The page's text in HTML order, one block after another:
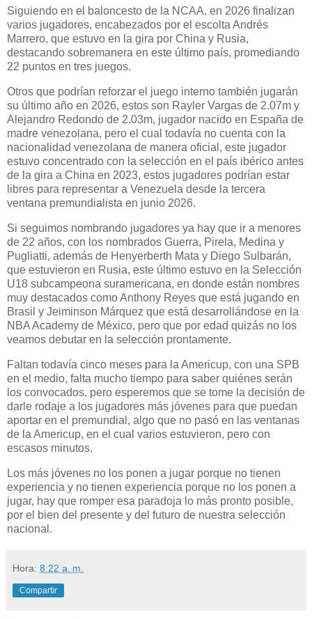
Siguiendo en el baloncesto de la NCAA, en 2026 finalizan
varios jugadores, encabezados por el escolta Andrés
Marrero, que estuvo en la gira por China y Rusia,
destacando sobremanera en este último país, promediando
22 puntos en tres juegos.
Otros que podrían reforzar el juego interno también jugarán
su último año en 2026, estos son Rayler Vargas de 2.07m y
Alejandro Redondo de 2.03m, jugador nacido en España de
madre venezolana, pero el cual todavía no cuenta con la
nacionalidad venezolana de manera oficial, este jugador
estuvo concentrado con la selección en el país ibérico antes
de la gira a China en 2023, estos jugadores podrían estar
libres para representar a Venezuela desde la tercera
ventana premundialista en junio 2026.
Si seguimos nombrando jugadores ya hay que ir a menores
de 22 años, con los nombrados Guerra, Pirela, Medina y
Pugliatti, además de Henyerberth Mata y Diego Sulbarán,
que estuvieron en Rusia, este último estuvo en la Selección
U18 subcampeona suramericana, en donde están nombres
muy destacados como Anthony Reyes que está jugando en
Brasil y Jeiminson Márquez que está desarrollándose en la
NBA Academy de México, pero que por edad quizás no los
veamos debutar en la selección prontamente.
Faltan todavía cinco meses para la Americup, con una SPB
en el medio, falta mucho tiempo para saber quiénes serán
los convocados, pero esperemos que se tome la decisión de
darle rodaje a los jugadores más jóvenes para que puedan
aportar en el premundial, algo que no pasó en las ventanas
de la Americup, en el cual varios estuvieron, pero con
escasos minutos.
Los más jóvenes no los ponen a jugar porque no tienen
experiencia y no tienen experiencia porque no los ponen a
jugar, hay que romper esa paradoja lo más pronto posible,
por el bien del presente y del futuro de nuestra selección
nacional.
Hora: 8:22 a. m.
Compartir